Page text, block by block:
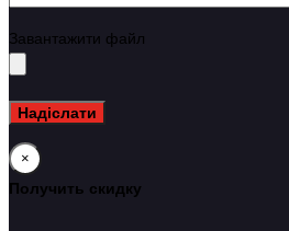
Завантажити файл
×
Получить скидку